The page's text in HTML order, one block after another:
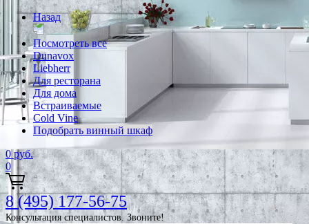
Назад
Посмотреть все
Dunavox
Liebherr
Для ресторана
Для дома
Встраиваемые
Cold Vine
Подобрать винный шкаф
0 руб.
0
8 (495) 177-56-75
Консультация специалистов. Звоните!